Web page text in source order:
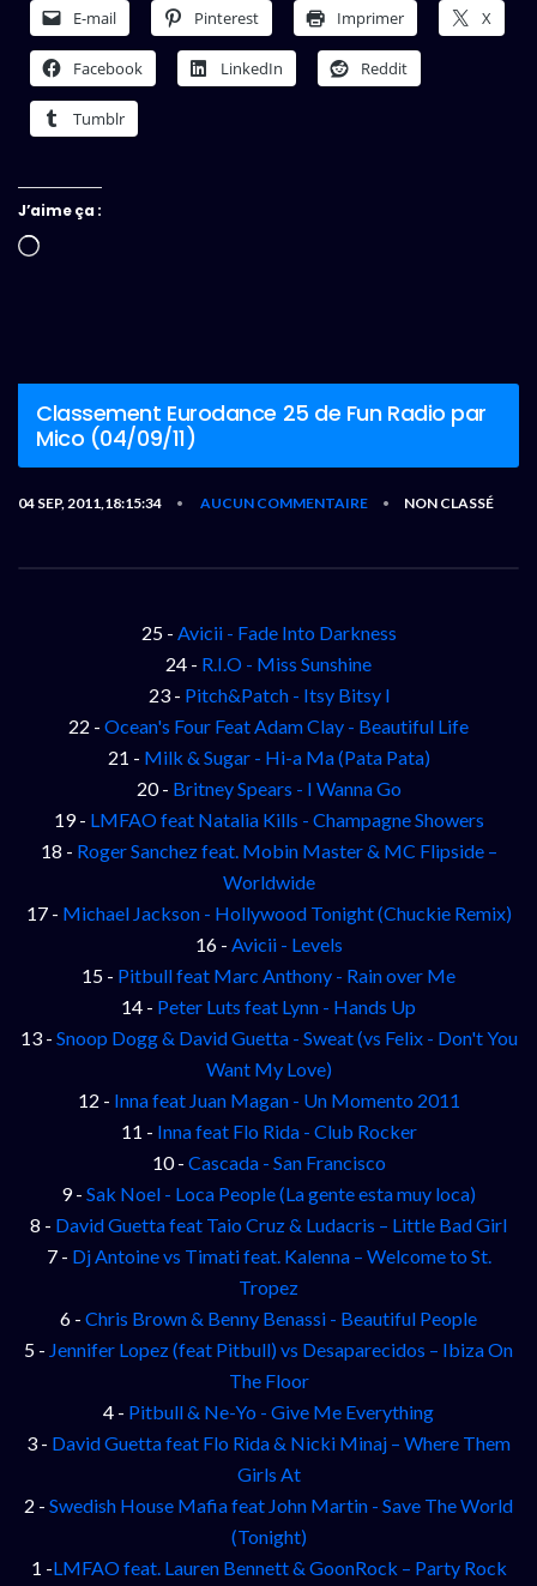
E-mail Pinterest Imprimer X
Facebook LinkedIn Reddit
Tumblr
J’aime ça :
Chargement…
Classement Eurodance 25 de Fun Radio par
Mico (04/09/11)
04 SEP, 2011,18:15:34 • AUCUN COMMENTAIRE • NON CLASSÉ
25 - Avicii - Fade Into Darkness
24 - R.I.O - Miss Sunshine
23 - Pitch&Patch - Itsy Bitsy l
22 - Ocean's Four Feat Adam Clay - Beautiful Life
21 - Milk & Sugar - Hi-a Ma (Pata Pata)
20 - Britney Spears - I Wanna Go
19 - LMFAO feat Natalia Kills - Champagne Showers
18 - Roger Sanchez feat. Mobin Master & MC Flipside –
Worldwide
17 - Michael Jackson - Hollywood Tonight (Chuckie Remix)
16 - Avicii - Levels
15 - Pitbull feat Marc Anthony - Rain over Me
14 - Peter Luts feat Lynn - Hands Up
13 - Snoop Dogg & David Guetta - Sweat (vs Felix - Don't You
Want My Love)
12 - Inna feat Juan Magan - Un Momento 2011
11 - Inna feat Flo Rida - Club Rocker
10 - Cascada - San Francisco
9 - Sak Noel - Loca People (La gente esta muy loca)
8 - David Guetta feat Taio Cruz & Ludacris – Little Bad Girl
7 - Dj Antoine vs Timati feat. Kalenna – Welcome to St.
Tropez
6 - Chris Brown & Benny Benassi - Beautiful People
5 - Jennifer Lopez (feat Pitbull) vs Desaparecidos – Ibiza On
The Floor
4 - Pitbull & Ne-Yo - Give Me Everything
3 - David Guetta feat Flo Rida & Nicki Minaj – Where Them
Girls At
2 - Swedish House Mafia feat John Martin - Save The World
(Tonight)
1 -LMFAO feat. Lauren Bennett & GoonRock – Party Rock